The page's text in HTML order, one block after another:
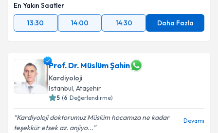
En Yakın Saatler
13:30
14:00 14:30 Daha Fazla
Prof. Dr. Müslüm Şahin
Kardiyoloji
İstanbul, Ataşehir
5 (6 Değerlendirme)
Kardiyoloji doktorumuz Müslüm hocamıza ne kadar
teşekkür etsek az. anjiyo...
Devamı